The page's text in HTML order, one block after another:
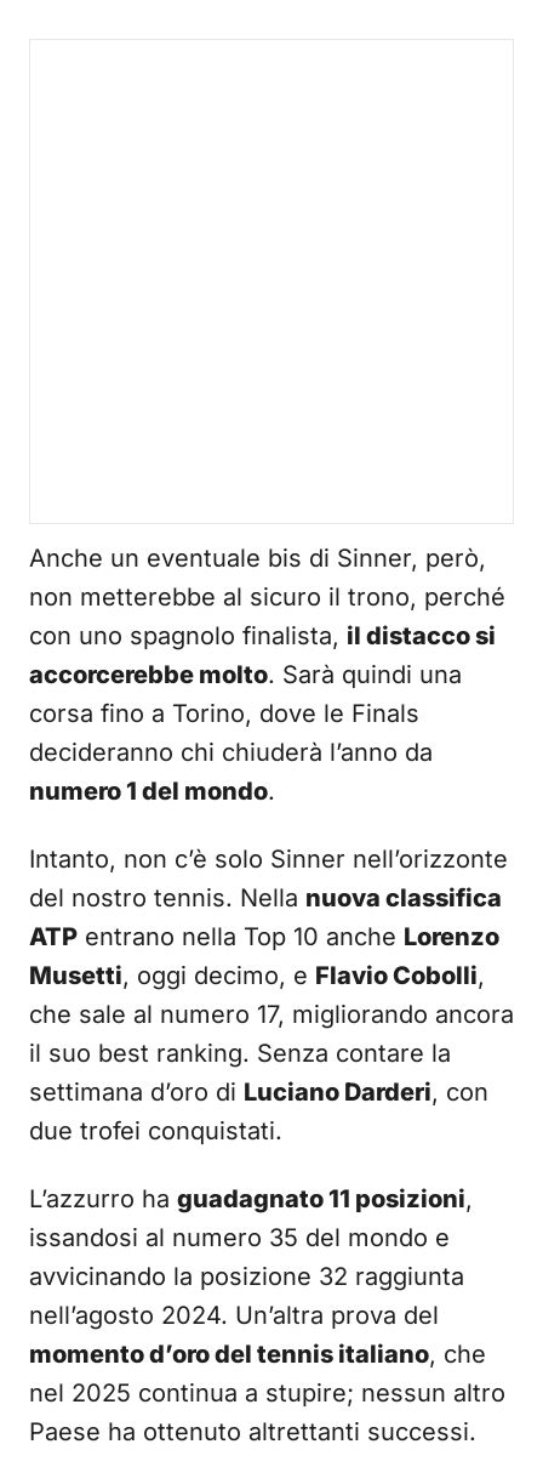
Anche un eventuale bis di Sinner, però,
non metterebbe al sicuro il trono, perché
con uno spagnolo finalista, il distacco si
accorcerebbe molto. Sarà quindi una
corsa fino a Torino, dove le Finals
decideranno chi chiuderà l’anno da
numero 1 del mondo.
Intanto, non c’è solo Sinner nell’orizzonte
del nostro tennis. Nella nuova classifica
ATP entrano nella Top 10 anche Lorenzo
Musetti, oggi decimo, e Flavio Cobolli,
che sale al numero 17, migliorando ancora
il suo best ranking. Senza contare la
settimana d’oro di Luciano Darderi, con
due trofei conquistati.
L’azzurro ha guadagnato 11 posizioni,
issandosi al numero 35 del mondo e
avvicinando la posizione 32 raggiunta
nell’agosto 2024. Un’altra prova del
momento d’oro del tennis italiano, che
nel 2025 continua a stupire; nessun altro
Paese ha ottenuto altrettanti successi.